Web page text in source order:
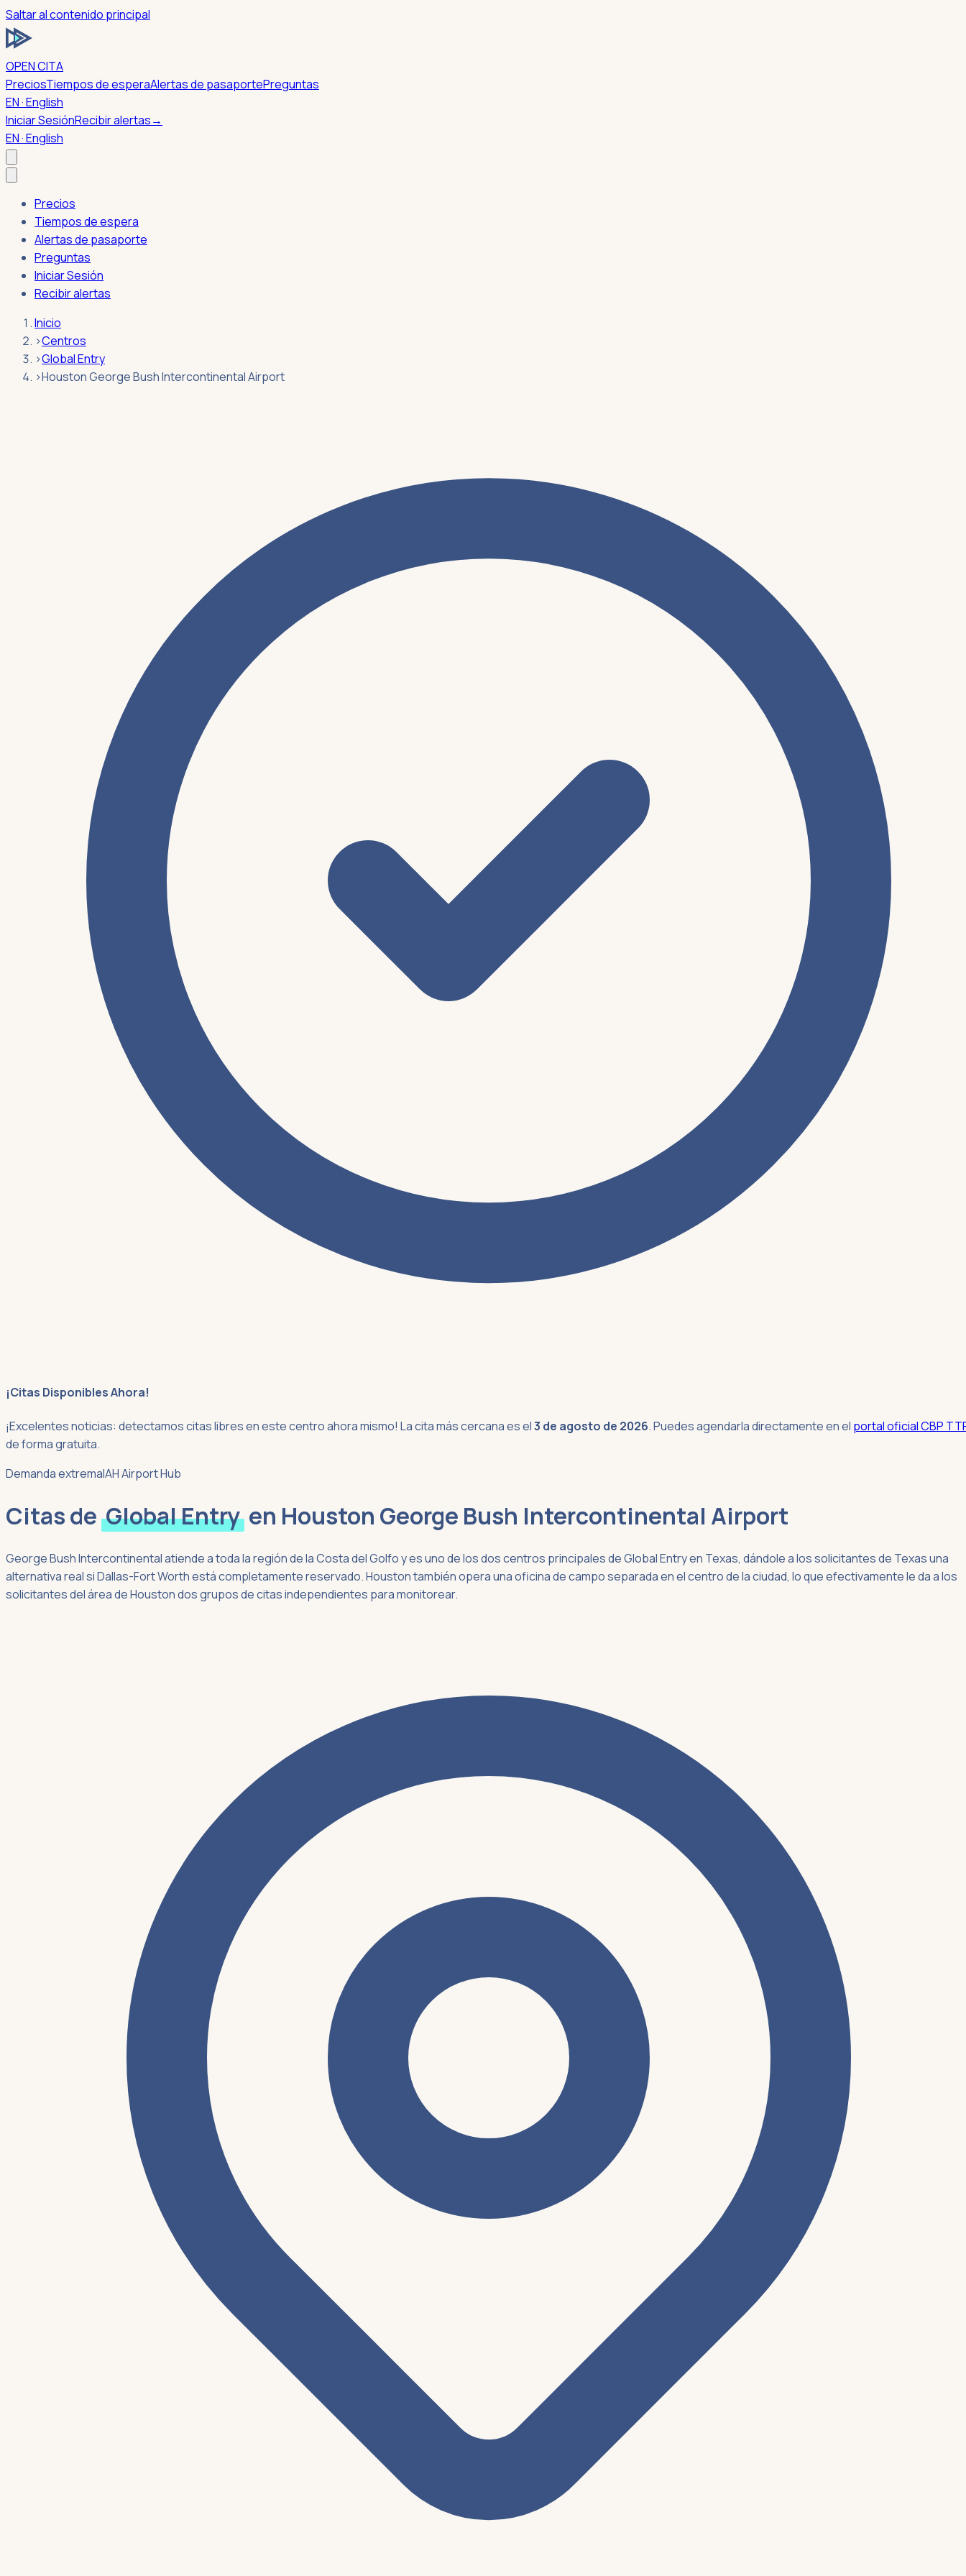
Saltar al contenido principal
OPEN CITA
PreciosTiempos de esperaAlertas de pasaportePreguntas
EN · English
Iniciar SesiónRecibir alertas→
EN · English
Precios
Tiempos de espera
Alertas de pasaporte
Preguntas
Iniciar Sesión
Recibir alertas
Inicio
›Centros
›Global Entry
›Houston George Bush Intercontinental Airport
¡Citas Disponibles Ahora!
¡Excelentes noticias: detectamos citas libres en este centro ahora mismo! La cita más cercana es el3 de agosto de 2026. Puedes agendarla directamente en el portal oficial CBP
de forma gratuita.
Demanda extremaIAH Airport Hub
Citas de Global Entry en Houston George Bush Intercontinental Airport
George Bush Intercontinental atiende a toda la región de la Costa del Golfo y es uno de los dos centros principales de Global Entry en Texas, dándole a los solicitantes de Texas una
alternativa real si Dallas-Fort Worth está completamente reservado. Houston también opera una oficina de campo separada en el centro de la ciudad, lo que efectivamente le da a los
solicitantes del área de Houston dos grupos de citas independientes para monitorear.